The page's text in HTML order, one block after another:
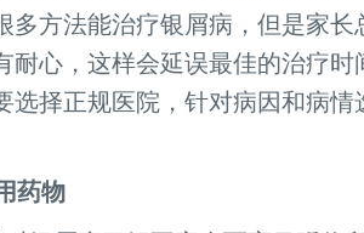
多方法能治疗银屑病，但是家长
耐心，这样会延误最佳的治疗时
选择正规医院，针对病因和病情
药物